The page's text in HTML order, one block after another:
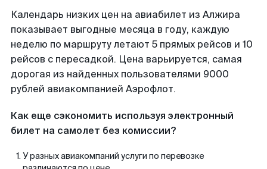
Календарь низких цен на авиабилет из Алжира
показывает выгодные месяца в году, каждую
неделю по маршруту летают 5 прямых рейсов и 10
рейсов с пересадкой. Цена варьируется, самая
дорогая из найденных пользователями 9000
рублей авиакомпанией Аэрофлот.
Как еще сэкономить используя электронный
билет на самолет без комиссии?
У разных авиакомпаний услуги по перевозке